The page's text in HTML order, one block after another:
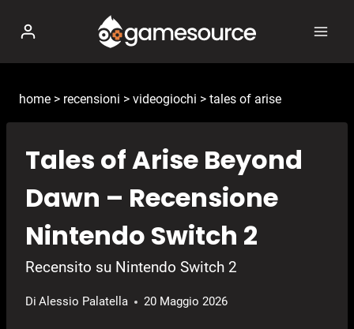
contenuto
home > recensioni > videogiochi > tales of arise
Tales of Arise Beyond
Dawn – Recensione
Nintendo Switch 2
Recensito su Nintendo Switch 2
Di Alessio Palatella 20 Maggio 2026